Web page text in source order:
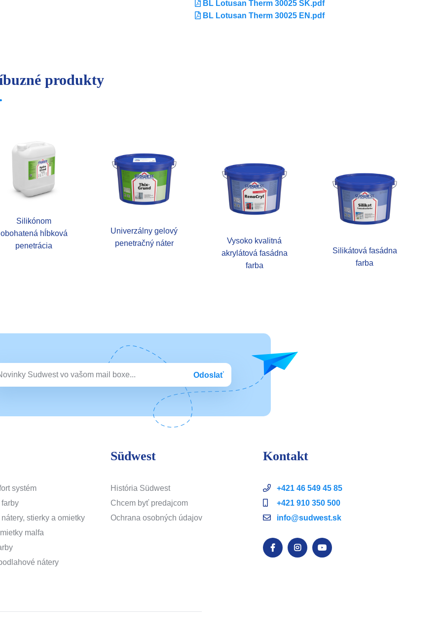
BL Lotusan Therm 30025 SK.pdf
BL Lotusan Therm 30025 EN.pdf
produkty
Silikónom
obohatená hĺbková
penetrácia
Univerzálny gelový
penetračný náter
Vysoko kvalitná
akrylátová fasádna
farba
Silikátová fasádna
farba
Odoslať
systém
stierky a omietky
malfa
nátery
Südwest
História Südwest
Chcem byť predajcom
Ochrana osobných údajov
Kontakt
+421 46 549 45 85
+421 910 350 500
info@sudwest.sk